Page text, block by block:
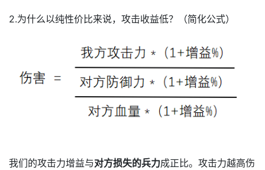
2.为什么以纯性价比来说，攻击收益低？（简化公式）
我们的攻击力增益与对方损失的兵力成正比。攻击力越高伤